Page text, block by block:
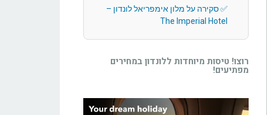
סקירה על מלון אימפריאל לונדון –
The Imperial Hotel
רוצו! טיסות מיוחדות ללונדון במחירים
מפתיעים!